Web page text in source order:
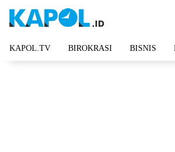
KAPOL.TV BIROKRASI BISNIS